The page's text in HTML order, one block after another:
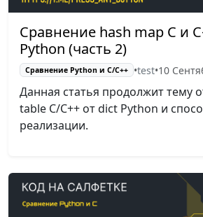
Сравнение hash map С и
Python (часть 2)
Сравнение Python и С/C++ •test•10
Данная статья продолжит тему
table C/C++ от dict Python и
реализации.